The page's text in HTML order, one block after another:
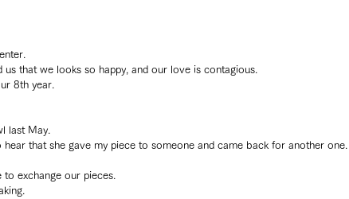
that we looks so happy, and our love is contagious.
8th year.
last May.
that she gave my piece to someone and came back for another one.
exchange our pieces.